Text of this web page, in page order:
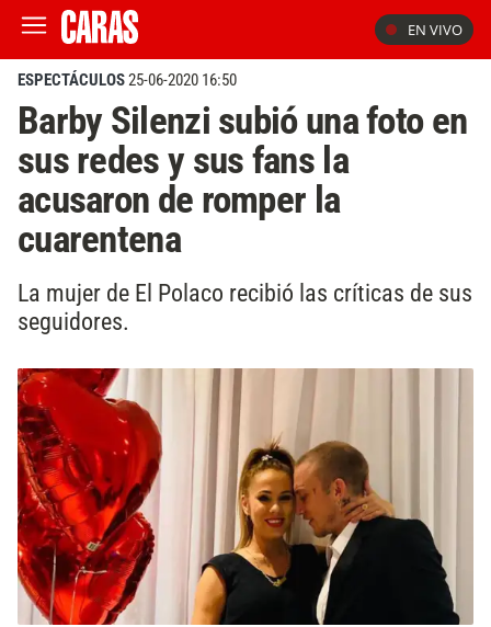
EN VIVO
ESPECTÁCULOS25-06-2020 16:50
Barby Silenzi subió una foto en
sus redes y sus fans la
acusaron de romper la
cuarentena
La mujer de El Polaco recibió las críticas de sus
seguidores.